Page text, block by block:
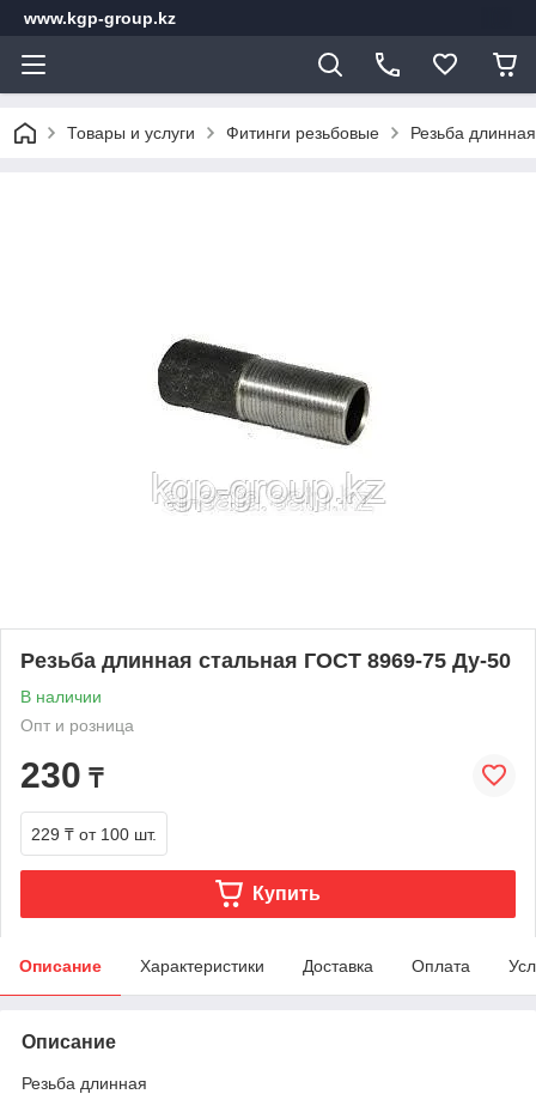
www.kgp-group.kz
Товары и услуги Фитинги резьбовые Резьба
Резьба длинная стальная ГОСТ 8969-75 Ду-50
В наличии
Опт и розница
230 ₸
229 ₸ от 100 шт.
Купить
Описание Характеристики Доставка Оплата
Описание
Резьба длинная